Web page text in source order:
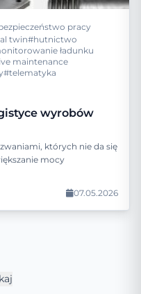
pracy
twin#hutnictwo
ładunku
maintenance
#telematyka
wyrobów
których nie da się
mocy
07.05.2026